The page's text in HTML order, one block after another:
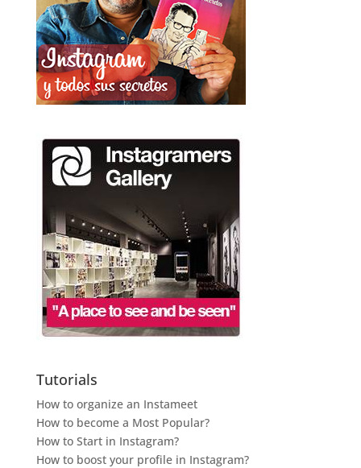
Tutorials
How to organize an Instameet
How to become a Most Popular?
How to Start in Instagram?
How to boost your profile in Instagram?